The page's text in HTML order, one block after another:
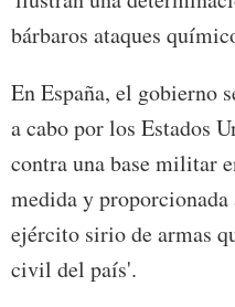
bárbaros ataques
En España, el gobierno
a cabo por los Estados
contra una base militar
medida y
ejército sirio de armas
civil del país'.